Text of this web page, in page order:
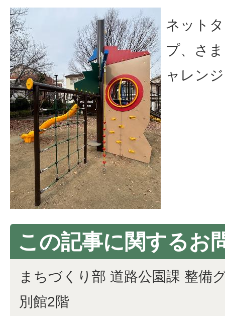
ネット
プ、さ
ャレン
この記事に関するお
まちづくり部 道路公園課 整備
別館2階